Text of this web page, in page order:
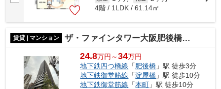
4階 / 1LDK / 61.14㎡
賃貸 | マンション ザ・ファインタワー大阪肥後橋 西船場小学校区
24.8万円～34万円
地下鉄四つ橋線 「肥後橋 」駅 徒歩3分
地下鉄御堂筋線 「淀屋橋 」駅 徒歩10分
地下鉄御堂筋線 「本町 」駅 徒歩10分